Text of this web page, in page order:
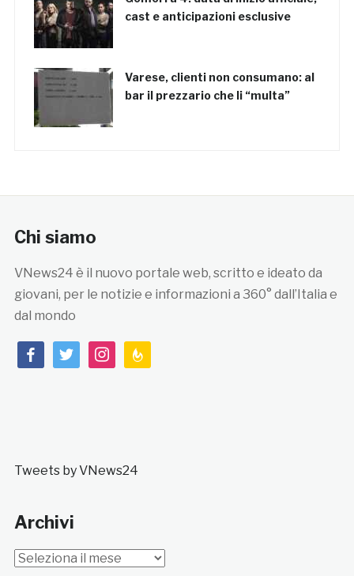
cast e anticipazioni esclusive
Varese, clienti non consumano: al
bar il prezzario che li “multa”
Chi siamo
VNews24 è il nuovo portale web, scritto e ideato da
giovani, per le notizie e informazioni a 360° dall’Italia e
dal mondo
facebooktwitterinstagramfeedburner
Tweets by VNews24
Archivi
Archivi